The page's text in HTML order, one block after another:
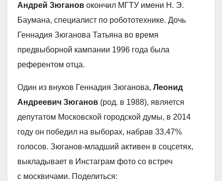
Андрей Зюганов окончил МГТУ имени Н. Э.
Баумана, специалист по робототехнике. Дочь
Геннадия Зюганова Татьяна во время
предвыборной кампании 1996 года была
референтом отца.
Один из внуков Геннадия Зюганова, Леонид
Андреевич Зюганов (род. в 1988), является
депутатом Московской городской думы, в 2014
году он победил на выборах, набрав 33,47%
голосов. Зюганов-младший активен в соцсетях,
выкладывает в Инстаграм фото со встреч
с москвичами. Поделиться: